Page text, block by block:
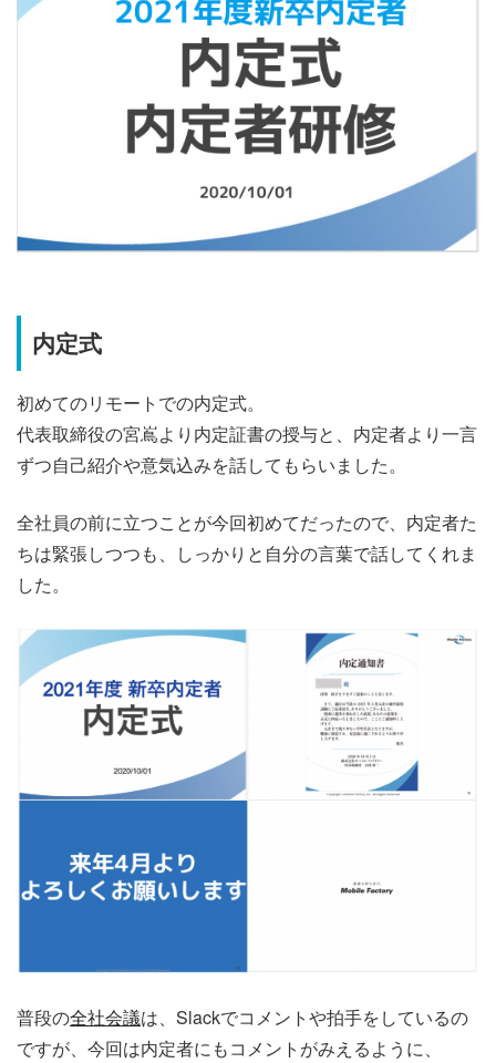
内定式
初めてのリモートでの内定式。
代表取締役の宮嶌より内定証書の授与と、内定者より一言
ずつ自己紹介や意気込みを話してもらいました。
全社員の前に立つことが今回初めてだったので、内定者た
ちは緊張しつつも、しっかりと自分の言葉で話してくれま
した。
普段の全社会議は、Slackでコメントや拍手をしているの
ですが、今回は内定者にもコメントがみえるように、